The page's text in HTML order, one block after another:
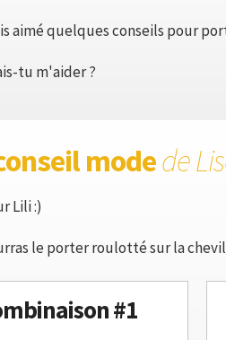
aimé quelques conseils pour
tu m'aider ?
modede
Lili :)
le porter roulotté sur la
#1